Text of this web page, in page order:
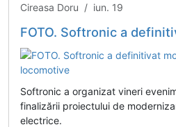
Cireasa Doru / iun. 19
FOTO. Softronic a definitivat
Softronic a organizat vineri
finalizării proiectului de
electrice.